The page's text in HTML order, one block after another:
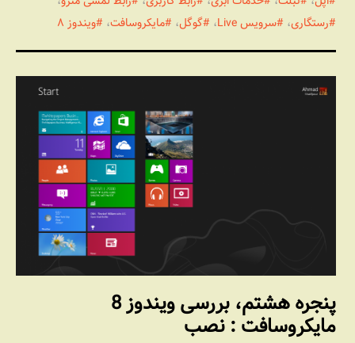
رستگاری، سرویس Live ، گوگل، مایکروسافت، ویندوز ۸
پنجره هشتم، بررسی ویندوز 8
مایکروسافت : نصب